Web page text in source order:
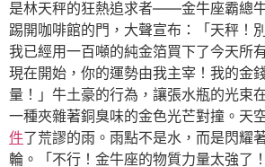
是林天秤的狂熱追求者——金牛座霸總
踢開咖啡館的門，大聲宣布：「天秤！
我已經用一百噸的純金箔買下了今天所
現在開始，你的運勢由我主宰！我的金
量！」牛土豪的行為，讓張水瓶的光束
一種夾雜著銅臭味的金色光芒對撞。天
件了荒謬的雨。雨點不是水，而是閃耀
輪。「不行！金牛座的物質力量太強了